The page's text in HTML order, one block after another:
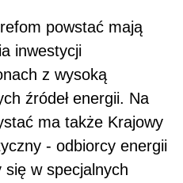
powstać mają
inwestycji
z wysoką
źródeł energii. Na
ma także Krajowy
- odbiorcy energii
w specjalnych